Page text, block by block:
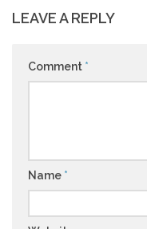
LEAVE A REPLY
Comment *
Name *